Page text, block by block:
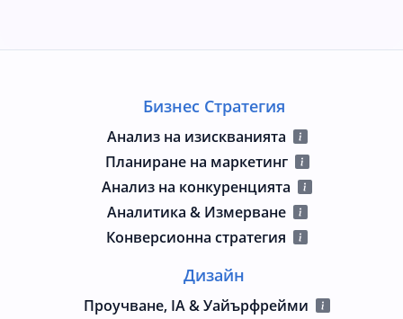
Бизнес Стратегия
Анализ на изискванията
Планиране на маркетинг
Анализ на конкуренцията
Аналитика & Измерване
Конверсионна стратегия
Дизайн
Проучване, IA & Уайърфрейми